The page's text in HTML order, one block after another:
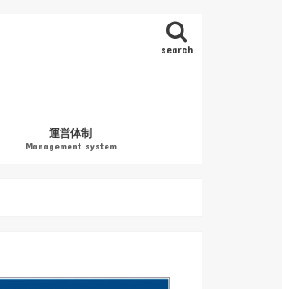
search
運営体制
Management system